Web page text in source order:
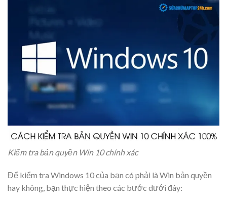
Kiểm tra bản quyền Win 10 chính xác
Để kiểm tra Windows 10 của bạn có phải là Win bản quyền
hay không, bạn thực hiện theo các bước dưới đây: